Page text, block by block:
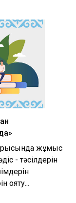
жұмыс
- тәсілдерін
ояту...